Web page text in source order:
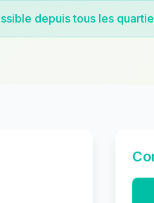
depuis tous les